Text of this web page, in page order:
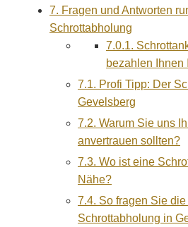
7. Fragen und Antworten
Schrottabholung
7.0.1.
bezahlen Ihnen
7.1. Profi Tipp: Der
Gevelsberg
7.2. Warum Sie uns
anvertrauen sollten?
7.3. Wo ist eine
Nähe?
7.4. So fragen Sie
Schrottabholung in